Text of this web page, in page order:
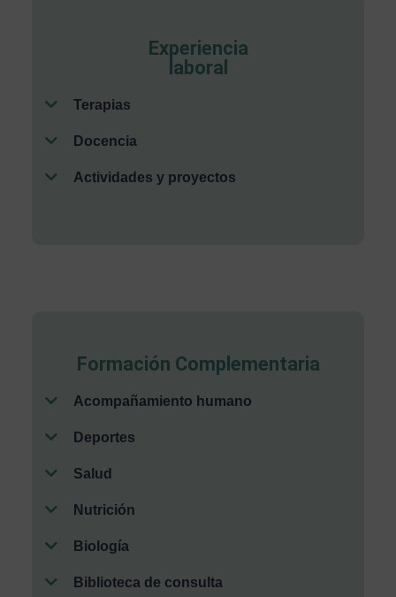
Experiencia
laboral
Terapias
Docencia
Actividades y proyectos
Formación Complementaria
Acompañamiento humano
Deportes
Salud
Nutrición
Biología
Biblioteca de consulta